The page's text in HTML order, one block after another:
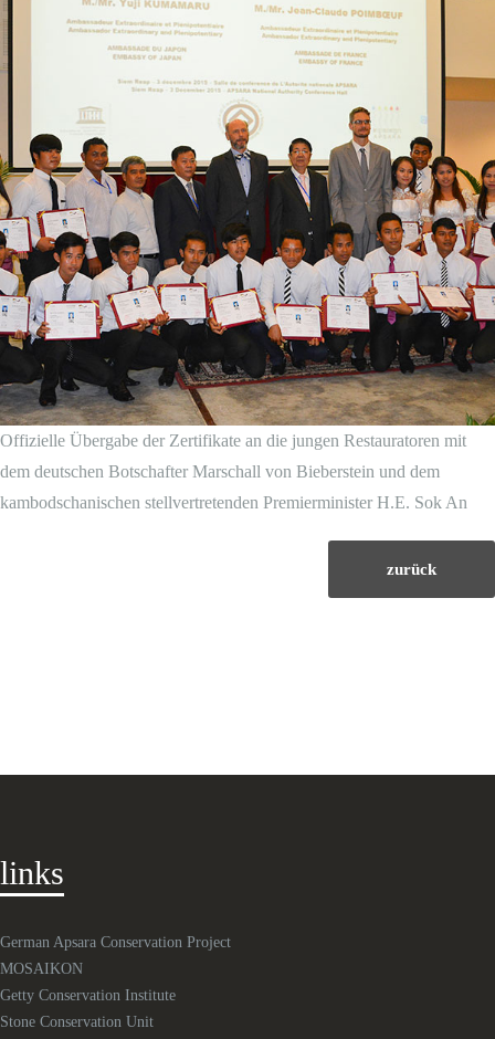
Offizielle Übergabe der Zertifikate an die jungen Restauratoren mit
dem deutschen Botschafter Marschall von Bieberstein und dem
kambodschanischen stellvertretenden Premierminister H.E. Sok An
zurück
links
German Apsara Conservation Project
MOSAIKON
Getty Conservation Institute
Stone Conservation Unit